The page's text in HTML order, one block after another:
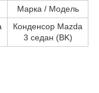
Марка / Модель
Конденсор Mazda
3 седан (BK)